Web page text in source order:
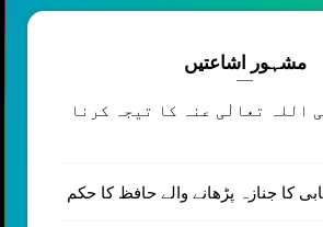
مشہور اشاعتیں
اللہ تعالٰی عنہ کا تیجہ کرنا
کا جنازہ پڑھانے والے حافظ کا حکم